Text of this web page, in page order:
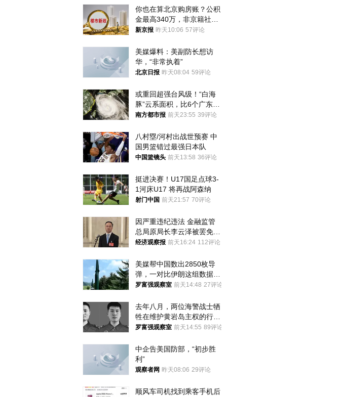
你也在算北京购房账？公积
金最高340万，非京籍社保
1年
新京报 昨天10:06 57评论
美媒爆料：美副防长想访
华，“非常执着”
北京日报 昨天08:04 59评论
或重回超强台风级！“白海
豚”云系面积，比6个广东还
大！深圳官方：注意这件事
南方都市报 前天23:55 39评论
八村塁/河村出战世预赛 中
国男篮错过最强日本队
中国篮镜头 前天13:58 36评论
挺进决赛！U17国足点球3-
1河床U17 将再战阿森纳
射门中国 前天21:57 70评论
因严重违纪违法 金融监管
总局原局长李云泽被罢免全
国人大代表
经济观察报 前天16:24 112评论
美媒帮中国数出2850枚导
弹，一对比伊朗这组数据，
发现出大事了
罗富强观察室 前天14:48 27评论
去年八月，两位海警战士牺
牲在维护黄岩岛主权的行动
中
罗富强观察室 前天14:55 89评论
中企告美国防部，“初步胜
利”
观察者网 昨天08:06 29评论
顺风车司机找到乘客手机后